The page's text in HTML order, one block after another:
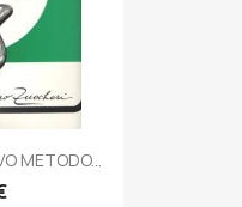
METODO...